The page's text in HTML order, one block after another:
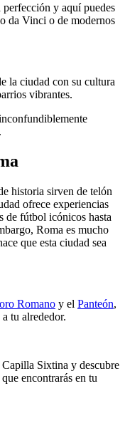
y aquí puedes
da Vinci o de modernos
la ciudad con su cultura
vibrantes.
historia sirven de telón
ofrece experiencias
de fútbol icónicos hasta
Roma es mucho
que esta ciudad sea
Romano y el Panteón,
tu alrededor.
Capilla Sixtina y descubre
encontrarás en tu